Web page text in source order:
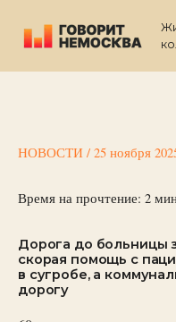
содержимому
НОВОСТИ / 25 ноября
Время на прочтение: 2
Дорога до больницы
скорая помощь с
в сугробе, а
дорогу